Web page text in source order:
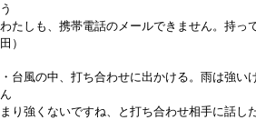
う
わたしも、携帯電話のメールできません。持
田）
・台風の中、打ち合わせに出かける。雨は強い
ん
まり強くないですね、と打ち合わせ相手に話し